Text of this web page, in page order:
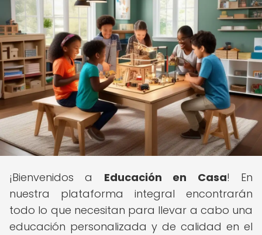
¡Bienvenidos a Educación en Casa! En
nuestra plataforma integral encontrarán
todo lo que necesitan para llevar a cabo una
educación personalizada y de calidad en el